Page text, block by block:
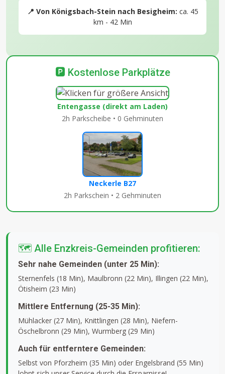
📍 Von Königsbach-Stein nach Besigheim: ca. 45
km - 42 Min
🅿️ Kostenlose Parkplätze
Entengasse (direkt am Laden)
2h Parkscheibe • 0 Gehminuten
Neckerle B27
2h Parkschein • 2 Gehminuten
🗺️ Alle Enzkreis-Gemeinden profitieren:
Sehr nahe Gemeinden (unter 25 Min):
Sternenfels (18 Min), Maulbronn (22 Min), Illingen (22 Min),
Ötisheim (23 Min)
Mittlere Entfernung (25-35 Min):
Mühlacker (27 Min), Knittlingen (28 Min), Niefern-
Öschelbronn (29 Min), Wurmberg (29 Min)
Auch für entferntere Gemeinden:
Selbst von Pforzheim (35 Min) oder Engelsbrand (55 Min)